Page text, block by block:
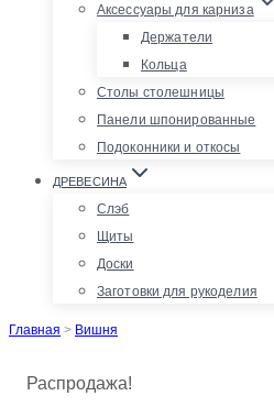
Аксессуары для карниза
Держатели
Кольца
Столы столешницы
Панели шпонированные
Подоконники и откосы
ДРЕВЕСИНА
Слэб
Щиты
Доски
Заготовки для рукоделия
Главная > Вишня
Распродажа!